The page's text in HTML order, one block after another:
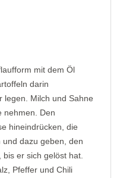
mit dem Öl
darin
legen. Milch und Sahne
nehmen. Den
hineindrücken, die
dazu geben, den
er sich gelöst hat.
Pfeffer und Chili